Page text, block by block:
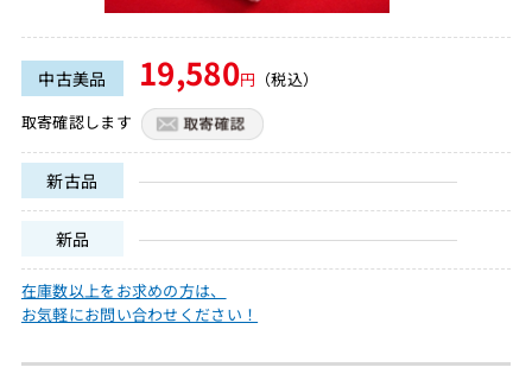
中古美品 19,580円 （税込）
取寄確認します
新古品
新品
在庫数以上をお求めの方は、
お気軽にお問い合わせください！